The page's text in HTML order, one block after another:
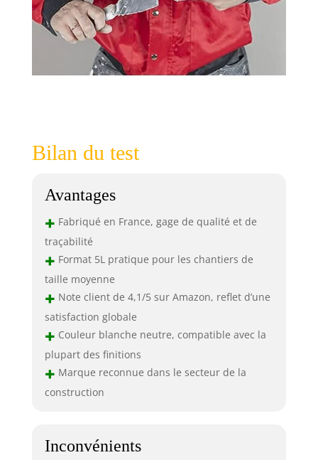
Bilan du test
Avantages
+ Fabriqué en France, gage de qualité et de
traçabilité
+ Format 5L pratique pour les chantiers de
taille moyenne
+ Note client de 4,1/5 sur Amazon, reflet d’une
satisfaction globale
+ Couleur blanche neutre, compatible avec la
plupart des finitions
+ Marque reconnue dans le secteur de la
construction
Inconvénients